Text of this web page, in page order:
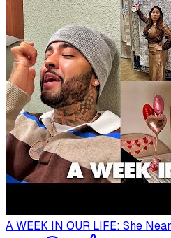
A WEEK IN OUR LIFE: She